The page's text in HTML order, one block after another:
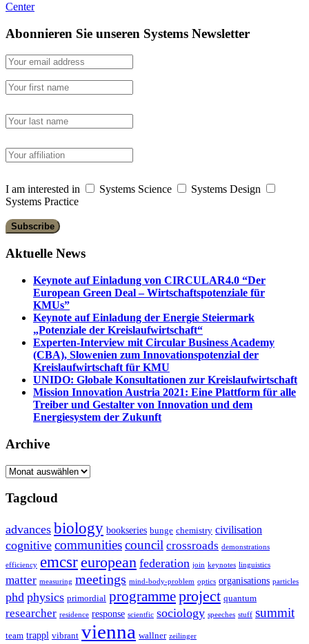
Center
Abonnieren Sie unseren Systems Newsletter
I am interested in Systems Science
Systems Design
Systems Practice
Aktuelle News
Keynote auf Einladung von CIRCULAR4.0 “Der
European Green Deal – Wirtschaftspotenziale für
KMUs”
Keynote auf Einladung der Energie Steiermark
„Potenziale der Kreislaufwirtschaft“
Experten-Interview mit Circular Business Academy
(CBA), Slowenien zum Innovationspotenzial der
Kreislaufwirtschaft für KMU
UNIDO: Globale Konsultationen zur Kreislaufwirtschaft
Mission Innovation Austria 2021: Eine Plattform für alle
Treiber und Gestalter von Innovation und dem
Energiesystem der Zukunft
Archive
Archive
Tagcloud
advances biology bookseries bunge chemistry civilisation
cognitive communitiescouncil crossroads demonstrations
efficiency emcsreuropean federation join keynotes linguistics
matter measuring meetings mind-body-problem optics organisations particles
phd physics primordial programmeproject quantum
researcher residence response scientfic sociology speeches stuff summit
team trappl vibrant vienna wallner zeilinger